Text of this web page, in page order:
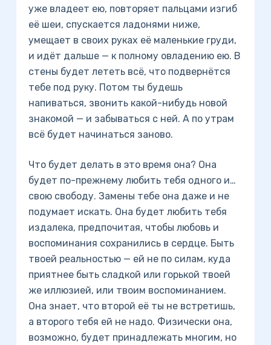
уже владеет ею, повторяет пальцами изгиб
её шеи, спускается ладонями ниже,
умещает в своих руках её маленькие груди,
и идёт дальше — к полному овладению ею. В
стены будет лететь всё, что подвернётся
тебе под руку. Потом ты будешь
напиваться, звонить какой-нибудь новой
знакомой — и забываться с ней. А по утрам
всё будет начинаться заново.
Что будет делать в это время она? Она
будет по-прежнему любить тебя одного и…
свою свободу. Замены тебе она даже и не
подумает искать. Она будет любить тебя
издалека, предпочитая, чтобы любовь и
воспоминания сохранились в сердце. Быть
твоей реальностью — ей не по силам, куда
приятнее быть сладкой или горькой твоей
же иллюзией, или твоим воспоминанием.
Она знает, что второй её ты не встретишь,
а второго тебя ей не надо. Физически она,
возможно, будет принадлежать многим, но